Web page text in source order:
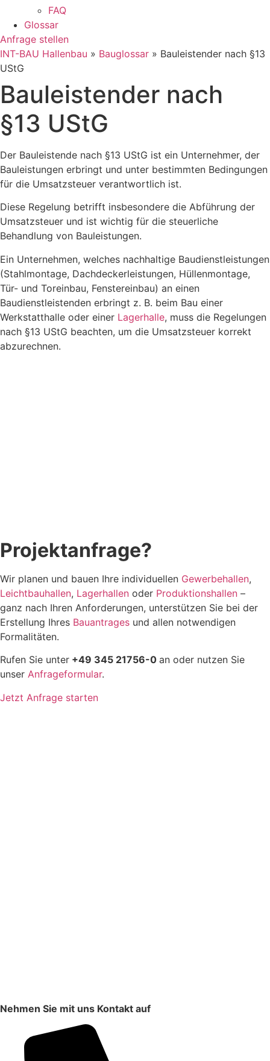
FAQ
Glossar
Anfrage stellen
INT-BAU Hallenbau » Bauglossar » Bauleistender nach §13
UStG
Bauleistender nach
§13 UStG
Der Bauleistende nach §13 UStG ist ein Unternehmer, der
Bauleistungen erbringt und unter bestimmten Bedingungen
für die Umsatzsteuer verantwortlich ist.
Diese Regelung betrifft insbesondere die Abführung der
Umsatzsteuer und ist wichtig für die steuerliche
Behandlung von Bauleistungen.
Ein Unternehmen, welches nachhaltige Baudienstleistungen
(Stahlmontage, Dachdeckerleistungen, Hüllenmontage,
Tür- und Toreinbau, Fenstereinbau) an einen
Baudienstleistenden erbringt z. B. beim Bau einer
Werkstatthalle oder einer Lagerhalle, muss die Regelungen
nach §13 UStG beachten, um die Umsatzsteuer korrekt
abzurechnen.
Projektanfrage?
Wir planen und bauen Ihre individuellen Gewerbehallen,
Leichtbauhallen, Lagerhallen oder Produktionshallen –
ganz nach Ihren Anforderungen, unterstützen Sie bei der
Erstellung Ihres Bauantrages und allen notwendigen
Formalitäten.
Rufen Sie unter +49 345 21756-0 an oder nutzen Sie
unser Anfrageformular.
Jetzt Anfrage starten
Nehmen Sie mit uns Kontakt auf